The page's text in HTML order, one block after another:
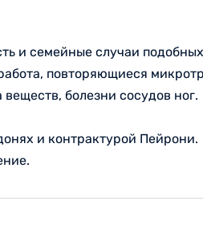
и семейные случаи
повторяющиеся
болезни сосудов ног.
и контрактурой Пейрони.